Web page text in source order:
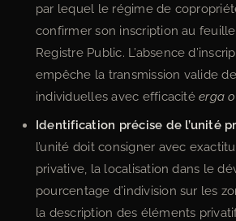
par lequel le régime de
confirmer son inscription au
Registre Public. L’absence
empêche la transmission valide
individuelles avec efficacitéerga
Identification précise de l’unité
l’unité doit consigner avec
privative, la localisation dans le
pourcentage d’indivision sur les
la description des éléments